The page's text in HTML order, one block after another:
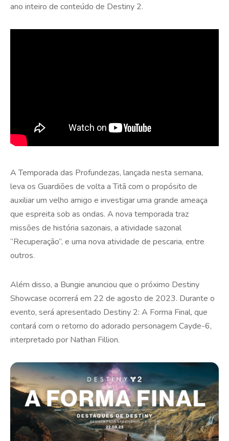
ano inteiro de conteúdo de Destiny 2.
A Temporada das Profundezas, lançada nesta semana,
leva os Guardiões de volta a Titã com o propósito de
auxiliar um velho amigo e investigar uma grande ameaça
que espreita sob as ondas. A nova temporada traz
missões de história sazonais, a atividade sazonal
“Recuperação”, e uma nova atividade de pescaria, entre
outros.
Além disso, a Bungie anunciou que o próximo Destiny
Showcase ocorrerá em 22 de agosto de 2023. Durante o
evento, será apresentado Destiny 2: A Forma Final, que
contará com o retorno do adorado personagem Cayde-6,
interpretado por Nathan Fillion.